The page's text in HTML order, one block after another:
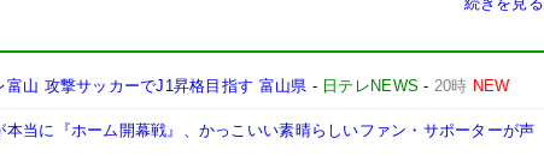
山 攻撃サッカーでJ1昇格目指す 富山県 - 日テレNEWS - 20時 NEW
当に『ホーム開幕戦』、かっこいい素晴らしいファン・サポーターが声